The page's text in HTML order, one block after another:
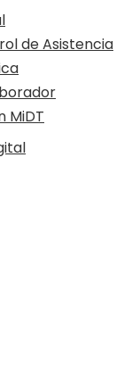
de Asistencia
MiDT